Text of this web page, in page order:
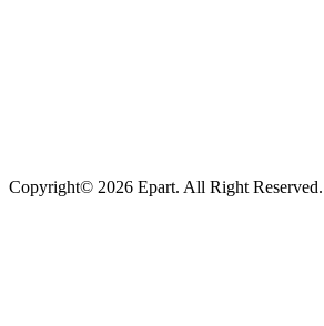
Copyright© 2026 Epart. All Right Reserved.